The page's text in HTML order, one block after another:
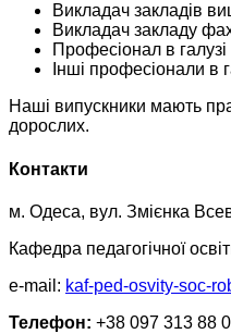
Викладач закладів
Викладач закладу
Професіонал в
Інші професіонали в
Наші випускники мають
дорослих.
Контакти
м. Одеса, вул. Змієнка
Кафедра педагогічної
e-mail: kaf-ped-osvity-soc-
Телефон: +38 097 313 88